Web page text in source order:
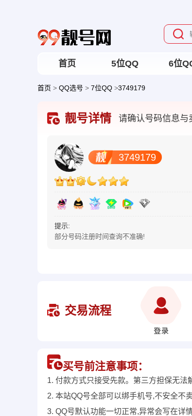
首页 5位QQ 6位
首页 > QQ选号 > 7位QQ >3749179
靓号详情 请确认号码信息与
3749179
提示:
部分号码注册时间查询不准确!
交易流程
买号前注意事项：
1. 付款方式只接受先款。第三方担保无法
2. 本站QQ号全部可以绑手机号,不安全不
3. QQ号默认功能一切正常,异常会写在详情